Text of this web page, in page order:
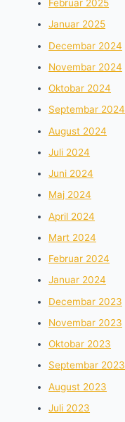
Februar 2025
Januar 2025
Decembar 2024
Novembar 2024
Oktobar 2024
Septembar 2024
August 2024
Juli 2024
Juni 2024
Maj 2024
April 2024
Mart 2024
Februar 2024
Januar 2024
Decembar 2023
Novembar 2023
Oktobar 2023
Septembar 2023
August 2023
Juli 2023